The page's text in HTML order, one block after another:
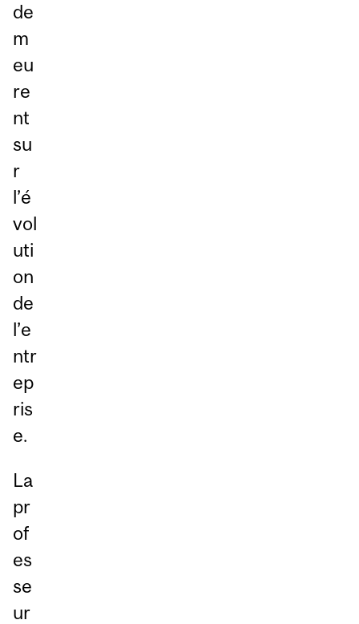
de
m
eu
re
nt
su
r
l’é
vol
uti
on
de
l’e
ntr
ep
ris
e.
La
pr
of
es
se
ur